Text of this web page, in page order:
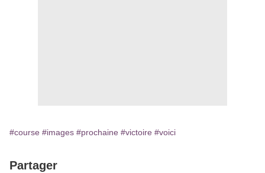
#course #images #prochaine #victoire #voici
Partager